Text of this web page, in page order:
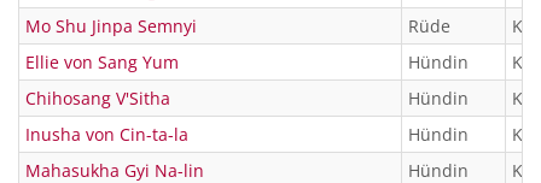
Mo Shu Jinpa Semnyi
Rüde
Ellie von Sang Yum
Hündin
Chihosang V'Sitha
Hündin
Inusha von Cin-ta-la
Hündin
Mahasukha Gyi Na-lin
Hündin